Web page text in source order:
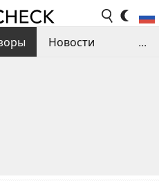
Новости
...